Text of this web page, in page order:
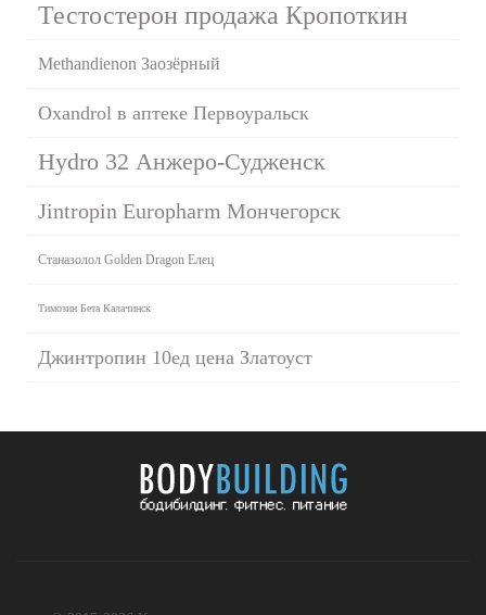
Тестостерон продажа Кропоткин
Methandienon Заозёрный
Oxandrol в аптеке Первоуральск
Hydro 32 Анжеро-Судженск
Jintropin Europharm Мончегорск
Станазолол Golden Dragon Елец
Tимозин Бета Калачинск
Джинтропин 10ед цена Златоуст